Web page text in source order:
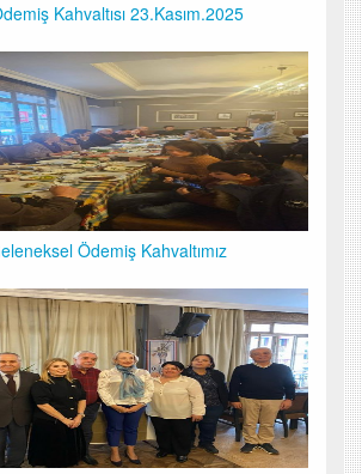
Kahvaltısı 23.Kasım.2025
Ödemiş Kahvaltımız